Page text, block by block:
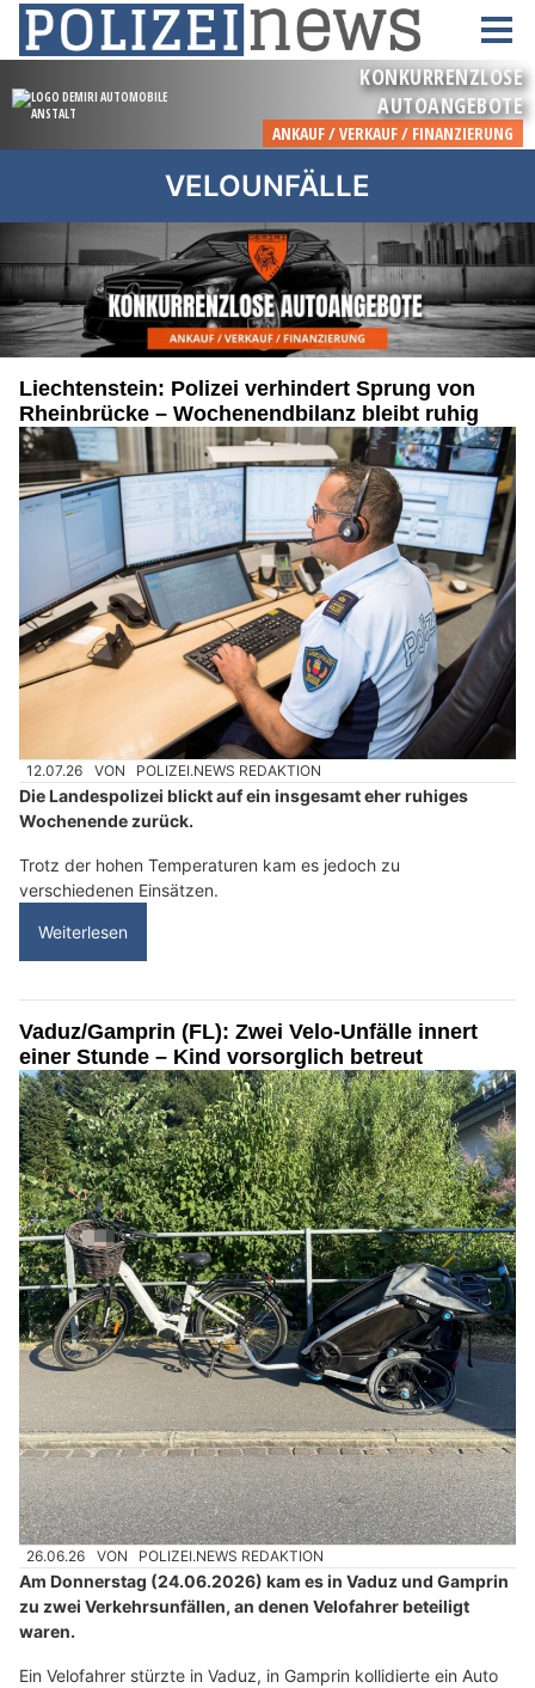
VELOUNFÄLLE
Liechtenstein: Polizei verhindert Sprung von
Rheinbrücke – Wochenendbilanz bleibt ruhig
12.07.26 VON POLIZEI.NEWS REDAKTION
Die Landespolizei blickt auf ein insgesamt eher ruhiges
Wochenende zurück.
Trotz der hohen Temperaturen kam es jedoch zu
verschiedenen Einsätzen.
Weiterlesen
Vaduz/Gamprin (FL): Zwei Velo-Unfälle innert
einer Stunde – Kind vorsorglich betreut
26.06.26 VON POLIZEI.NEWS REDAKTION
Am Donnerstag (24.06.2026) kam es in Vaduz und Gamprin
zu zwei Verkehrsunfällen, an denen Velofahrer beteiligt
waren.
Ein Velofahrer stürzte in Vaduz, in Gamprin kollidierte ein Auto